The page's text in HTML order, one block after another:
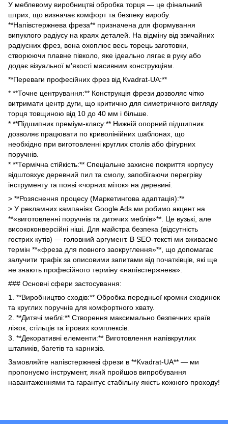
У меблевому виробництві обробка торця — це фінальний
штрих, що визначає комфорт та безпеку виробу.
**Напівстержнева фреза** призначена для формування
випуклого радіусу на краях деталей. На відміну від звичайних
радіусних фрез, вона охоплює весь торець заготовки,
створюючи плавне півколо, яке ідеально лягає в руку або
додає візуальної м'якості масивним конструкціям.
**Переваги професійних фрез від Kvadrat-UA:**
* **Точне центрування:** Конструкція фрези дозволяє чітко
витримати центр дуги, що критично для симетричного вигляду
торця товщиною від 10 до 40 мм і більше.
* **Підшипник преміум-класу:** Нижній опорний підшипник
дозволяє працювати по криволінійних шаблонах, що
необхідно при виготовленні круглих столів або фігурних
поручнів.
* **Термічна стійкість:** Спеціальне захисне покриття корпусу
відштовхує деревний пил та смолу, запобігаючи перегріву
інструменту та появі «чорних міток» на деревині.
> **Розяснення процесу (Маркетингова адаптація):**
> У рекламних кампаніях Google Ads ми робимо акцент на
**«виготовленні поручнів та дитячих меблів»**. Це вузькі, але
висококонверсійні ніші. Для майстра безпека (відсутність
гострих кутів) — головний аргумент. В SEO-тексті ми вживаємо
термін **«фреза для повного заокруглення»**, що допомагає
залучити трафік за описовими запитами від початківців, які ще
не знають професійного терміну «напівстержнева».
### Основні сфери застосування:
1. **Виробництво сходів:** Обробка передньої кромки сходинок
та круглих поручнів для комфортного хвату.
2. **Дитячі меблі:** Створення максимально безпечних країв
ліжок, стільців та ігрових комплексів.
3. **Декоративні елементи:** Виготовлення напівкруглих
штапиків, багетів та карнизів.
Замовляйте напівстержневі фрези в **Kvadrat-UA** — ми
пропонуємо інструмент, який пройшов випробування
навантаженнями та гарантує стабільну якість кожного проходу!